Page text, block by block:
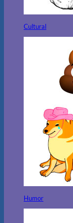
Cultural
Humor